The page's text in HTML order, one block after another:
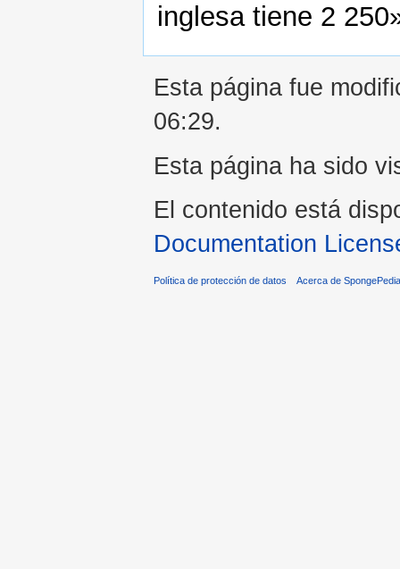
inglesa tiene 2
Esta página fue
06:29.
Esta página ha sido
El contenido está
Documentation
Política de protección de datos Acerca de